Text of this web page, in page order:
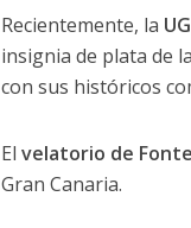
Recientemente, la
insignia de plata de
con sus históricos
Elvelatorio de
Gran Canaria.